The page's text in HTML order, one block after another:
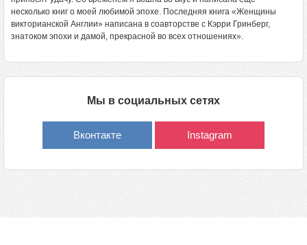
несколько книг о моей любимой эпохе. Последняя книга «Женщины
викторианской Англии» написана в соавторстве с Кэрри Гринберг,
знатоком эпохи и дамой, прекрасной во всех отношениях».
Мы в социальных сетях
Вконтакте Instagram